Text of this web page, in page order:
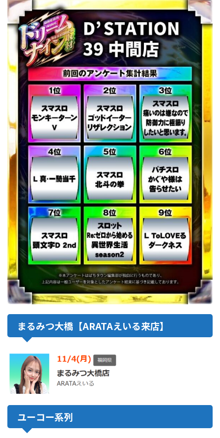
まるみつ大橋【ARATAえいる来店】
ユーコー系列